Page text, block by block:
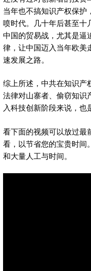
当年也不搞知识产权保护
喷时代。几十年后甚至十
中国的贸易战，尤其是逼
律，让中国迈入当年欧美
速发展之路。
综上所述，中共在知识产
法律对山寨者、偷窃知识
入科技创新阶段来说，也
看下面的视频可以放过最
看，以节省您的宝贵时间
和大量人工与时间。